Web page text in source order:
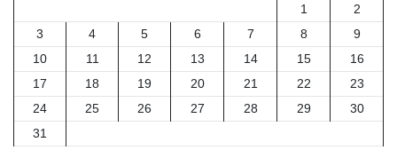
1
2
3
4 5 6 7 8
9
10
11 12 13 14 15
16
17
18 19 20 21 22
23
24
25 26 27 28 29
30
31